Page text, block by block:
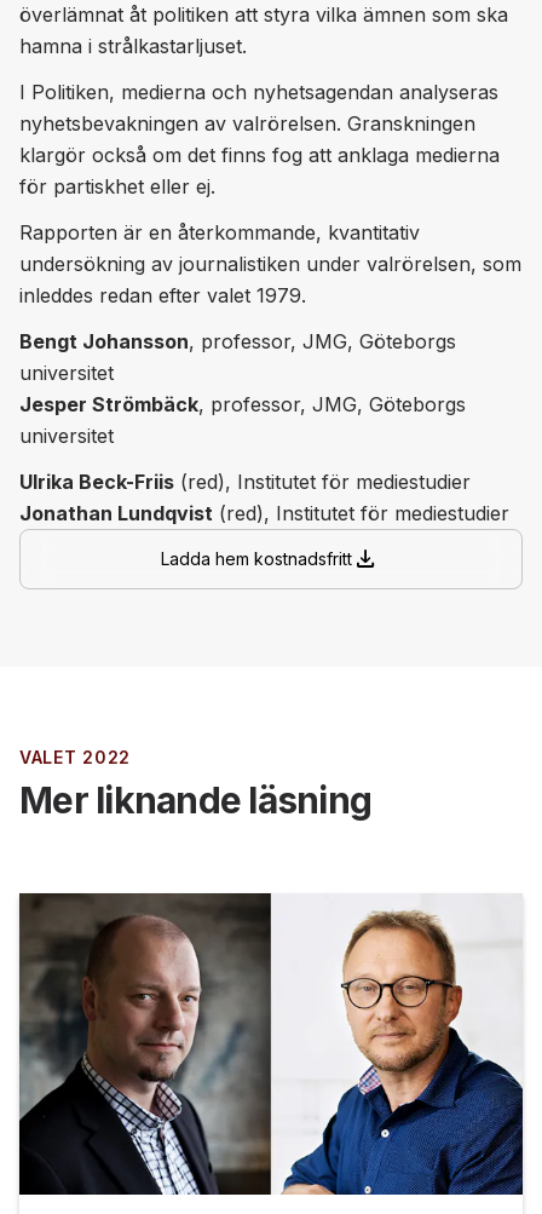
överlämnat åt politiken att styra vilka ämnen som ska
hamna i strålkastarljuset.
I Politiken, medierna och nyhetsagendan analyseras
nyhetsbevakningen av valrörelsen. Granskningen
klargör också om det finns fog att anklaga medierna
för partiskhet eller ej.
Rapporten är en återkommande, kvantitativ
undersökning av journalistiken under valrörelsen, som
inleddes redan efter valet 1979.
Bengt Johansson, professor, JMG, Göteborgs
universitet
Jesper Strömbäck, professor, JMG, Göteborgs
universitet
Ulrika Beck-Friis (red), Institutet för mediestudier
Jonathan Lundqvist (red), Institutet för mediestudier
Ladda hem kostnadsfritt download
VALET 2022
Mer liknande läsning